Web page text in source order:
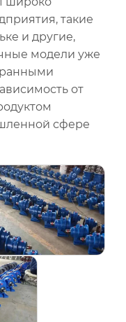
такие
и другие,
модели уже
от
сфере